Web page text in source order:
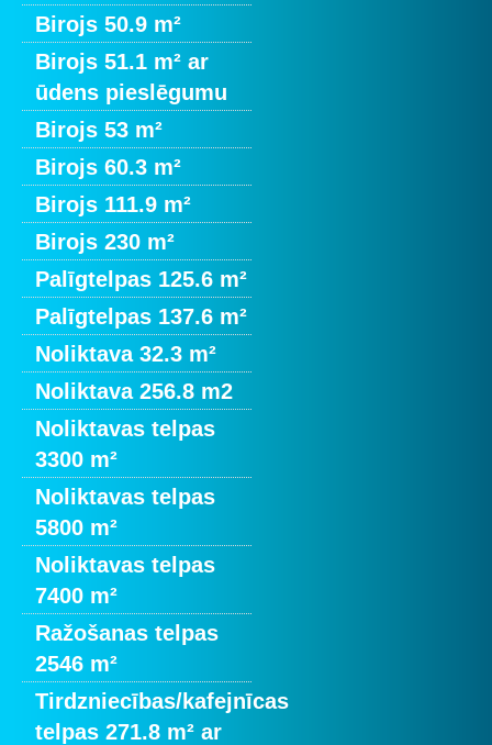
Birojs 50.9 m²
Birojs 51.1 m² ar
ūdens pieslēgumu
Birojs 53 m²
Birojs 60.3 m²
Birojs 111.9 m²
Birojs 230 m²
Palīgtelpas 125.6 m²
Palīgtelpas 137.6 m²
Noliktava 32.3 m²
Noliktava 256.8 m2
Noliktavas telpas
3300 m²
Noliktavas telpas
5800 m²
Noliktavas telpas
7400 m²
Ražošanas telpas
2546 m²
Tirdzniecības/kafejnīcas
telpas 271.8 m² ar